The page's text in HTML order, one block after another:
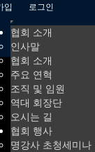
입 로그인
협회 소개
인사말
협회 소개
주요 연혁
조직 및 임원
역대 회장단
오시는 길
협회 행사
명강사 초청세미나